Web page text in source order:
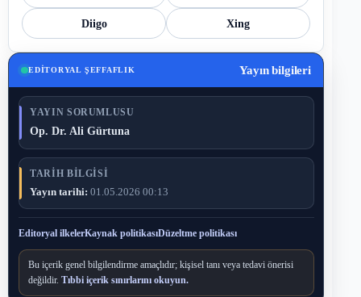
Diigo Xing
EDITORYAL ŞEFFAFLIK Yayın bilgileri
YAYIN SORUMLUSU
Op. Dr. Ali Gürtuna
TARIH BILGISI
Yayın tarihi: 01.05.2026 00:13
Editoryal ilkelerKaynak politikasıDüzeltme politikası
Bu içerik genel bilgilendirme amaçlıdır; kişisel tanı veya tedavi önerisi
değildir. Tıbbi içerik sınırlarını okuyun.